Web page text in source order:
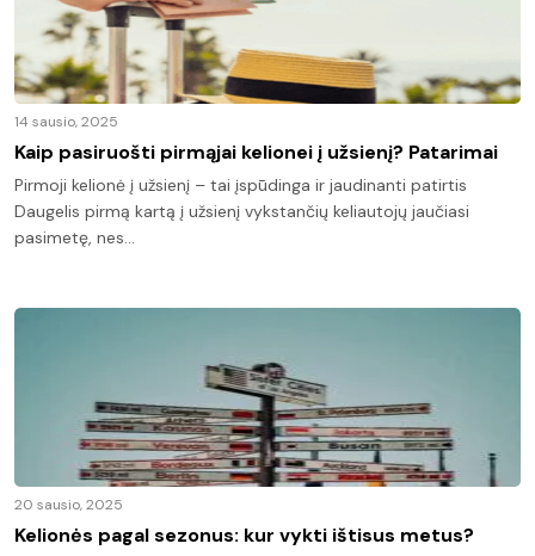
14 sausio, 2025
Kaip pasiruošti pirmąjai kelionei į užsienį? Patarimai
Pirmoji kelionė į užsienį – tai įspūdinga ir jaudinanti patirtis
Daugelis pirmą kartą į užsienį vykstančių keliautojų jaučiasi
pasimetę, nes…
20 sausio, 2025
Kelionės pagal sezonus: kur vykti ištisus metus?